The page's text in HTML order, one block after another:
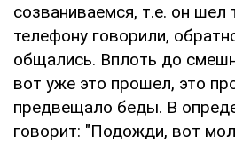
созваниваемся, т.е. он шел
телефону говорили,
общались. Вплоть до
вот уже это прошел, это
предвещало беды. В
говорит: "Подожди, вот